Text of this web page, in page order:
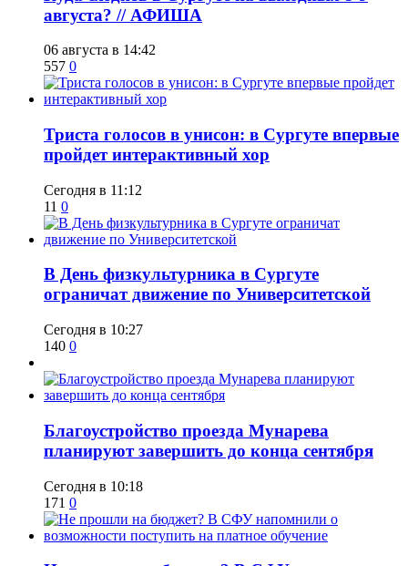
августа? // АФИША
06 августа в 14:42
557 0
​Триста голосов в унисон: в Сургуте впервые
пройдет интерактивный хор
Сегодня в 11:12
11 0
​В День физкультурника в Сургуте
ограничат движение по Университетской
Сегодня в 10:27
140 0
Благоустройство проезда Мунарева
планируют завершить до конца сентября
Сегодня в 10:18
171 0